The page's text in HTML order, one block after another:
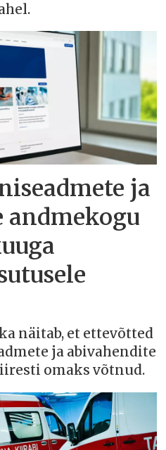
ja
andmekogu
näitab, et ettevõtted
ja abivahendite
omaks võtnud.